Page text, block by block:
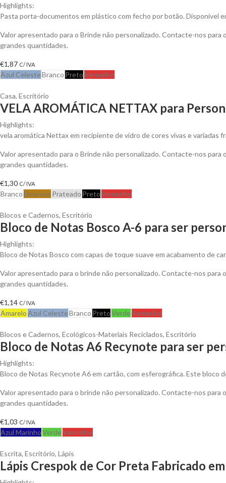
Highlights:
Pasta porta-documentos em plástico com fecho por botão. Disponível
Valor apresentado para o Brinde não personalizado. Contacte-nos
grandes quantidades.
€1,87 C/ IVA
Azul CelesteBranco PretoVermelho
Casa, Escritório
VELA AROMÁTICA NETTAX para
Highlights:
vela aromática Nettax em recipiente de vidro de cores vivas e variadas
Valor apresentado para o Brinde não personalizado. Contacte-nos
grandes quantidades.
€1,30 C/ IVA
Branco Dourado Prateado PretoVermelho
Blocos e Cadernos, Escritório
Bloco de Notas Bosco A-6 para ser
Highlights:
Bloco de Notas Bosco com capas de toque suave em acabamento de
Valor apresentado para o brinde não personalizado. Contacte-nos para
grandes quantidades.
€1,14 C/ IVA
AmareloAzul CelesteBranco PretoVerdeVermelho
Blocos e Cadernos, Ecológicos-Materiais Reciclados, Escritório
Bloco de Notas A6 Recynote para ser
Highlights:
Bloco de Notas Recynote A6 em cartão, com esferográfica. Este bloco
Valor apresentado para o brinde não personalizado. Contacte-nos para
grandes quantidades.
€1,03 C/ IVA
Azul MarinhoVerdeVermelho
Escrita, Escritório, Lápis
Lápis Crespok de Cor Preta Fabricado